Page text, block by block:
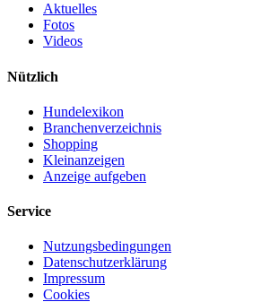
Aktuelles
Fotos
Videos
Nützlich
Hundelexikon
Branchenverzeichnis
Shopping
Kleinanzeigen
Anzeige aufgeben
Service
Nutzungsbedingungen
Datenschutzerklärung
Impressum
Cookies